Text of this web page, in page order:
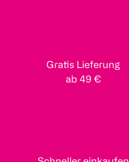
Gratis Lieferung
ab 49 €